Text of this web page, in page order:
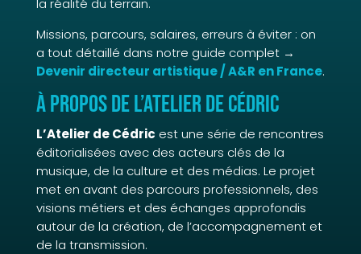
Missions, parcours, salaires, erreurs à éviter : on
a tout détaillé dans notre guide complet →
Devenir directeur artistique / A&R en France.
À propos de L’Atelier de Cédric
L’Atelier de Cédric est une série de rencontres
éditorialisées avec des acteurs clés de la
musique, de la culture et des médias. Le projet
met en avant des parcours professionnels, des
visions métiers et des échanges approfondis
autour de la création, de l’accompagnement et
de la transmission.